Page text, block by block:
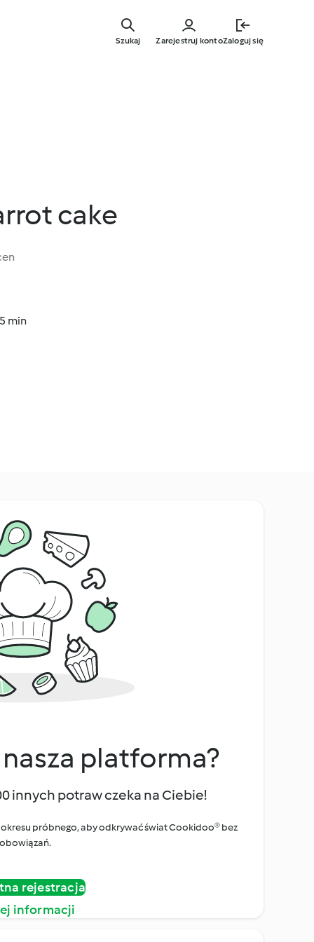
głównej
Zarejestruj kontoZaloguj się
Szukaj
cake
min
platforma?
innych potraw czeka na Ciebie!
próbnego, aby odkrywać świat Cookidoo® bez
rejestracja
informacji